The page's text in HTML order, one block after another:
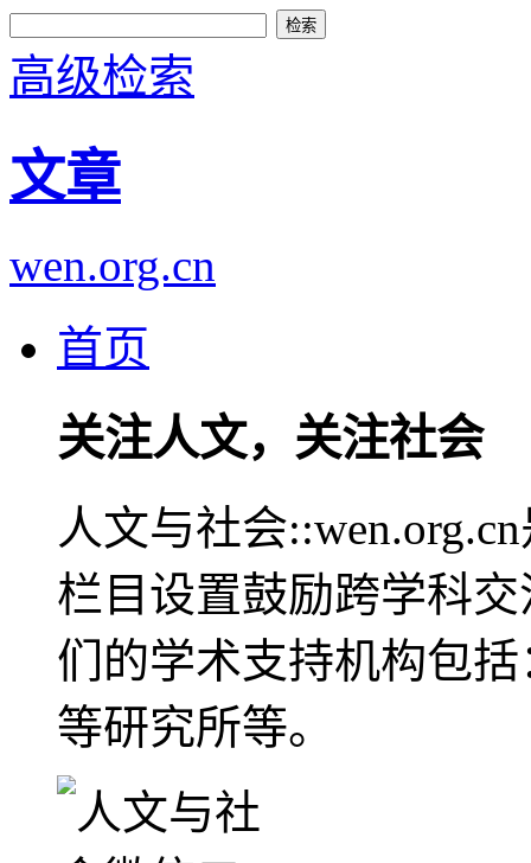
高级检索
文章
wen.org.cn
首页
关注人文，关注社会
人文与社会
栏目设置鼓励跨学科
们的学术支持机构包
等研究所等。